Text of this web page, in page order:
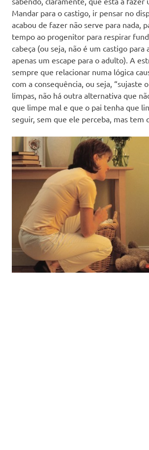
Mandar para o castigo, ir pensar no
acabou de fazer não serve para nada,
tempo ao progenitor para respirar
cabeça (ou seja, não é um castigo para
apenas um escape para o adulto). A
sempre que relacionar numa lógica
com a consequência, ou seja, “sujaste
limpas, não há outra alternativa que
que limpe mal e que o pai tenha que
seguir, sem que ele perceba, mas tem